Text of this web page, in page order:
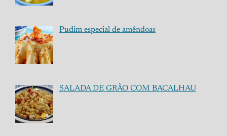
Pudim especial de amêndoas
SALADA DE GRÃO COM BACALHAU